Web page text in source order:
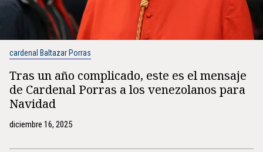
cardenal Baltazar Porras
Tras un año complicado, este es el mensaje
de Cardenal Porras a los venezolanos para
Navidad
diciembre 16, 2025